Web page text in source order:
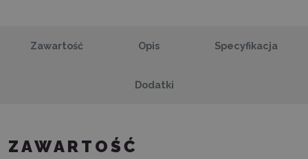
Zawartość Opis Specyfikacja
Dodatki
ZAWARTOŚĆ